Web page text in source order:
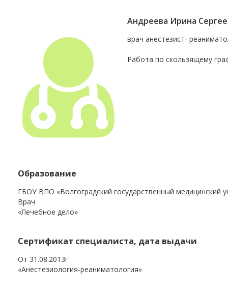
Андреева Ирина
врач анестезист-
Работа по скользящему
Образование
ГБОУ ВПО «Волгоградский государственный медицинский
Врач
«Лечебное дело»
Сертификат специалиста, дата выдачи
От 31.08.2013г
«Анестезиология-реаниматология»